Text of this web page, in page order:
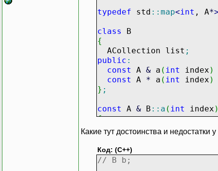
typedef std :: map<int , A*
class
B
{
ACollection list ;
public :
const
A & a ( int index )
const
A * a ( int index )
} ;
const A & B :: a ( int index
{
return
*(list [index]);
constA*B::a(intindex
Какие тут достоинства и недостатки
Код: (C++)
// B b;